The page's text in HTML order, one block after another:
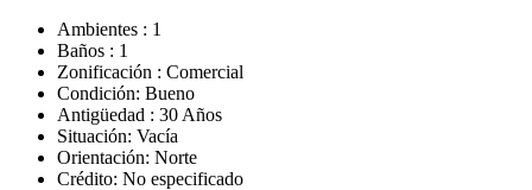
Ambientes : 1
Baños : 1
Zonificación : Comercial
Condición: Bueno
Antigüedad : 30 Años
Situación: Vacía
Orientación: Norte
Crédito: No especificado